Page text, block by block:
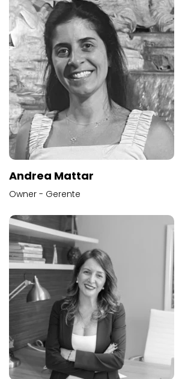
Andrea Mattar
Owner - Gerente